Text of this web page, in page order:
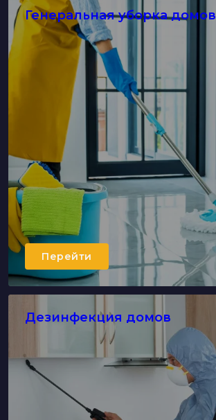
Генеральная уборка домов
Перейти
Дезинфекция домов